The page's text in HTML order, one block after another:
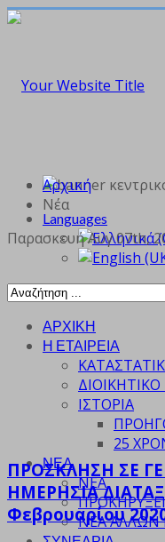
Languages
ΑΡΧΙΚΗ
Η ΕΤΑΙΡΕΙΑ
ΙΣΤΟΡΙΑ
25
ΝΕΑ
ΝΕΑ
ΝΕΑ ΑΛΛΩΝ
Αρχική
Νέα
Παρασκευή Αυγ 07th,
ΠΡΟΣΚΛΗΣΗ ΣΕ
ΗΜΕΡΗΣΙΑ
Φεβρουαρίου